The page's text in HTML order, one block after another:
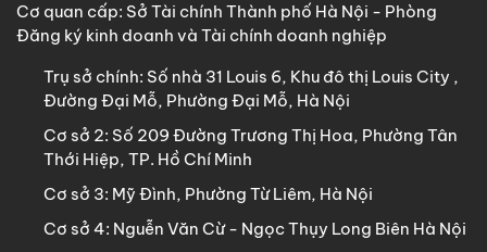
Cơ quan cấp: Sở Tài chính Thành phố Hà Nội - Phòng
Đăng ký kinh doanh và Tài chính doanh nghiệp
Trụ sở chính: Số nhà 31 Louis 6, Khu đô thị Louis City ,
Đường Đại Mỗ, Phường Đại Mỗ, Hà Nội
Cơ sở 2: Số 209 Đường Trương Thị Hoa, Phường Tân
Thới Hiệp, TP. Hồ Chí Minh
Cơ sở 3: Mỹ Đình, Phường Từ Liêm, Hà Nội
Cơ sở 4: Nguễn Văn Cừ - Ngọc Thụy Long Biên Hà Nội